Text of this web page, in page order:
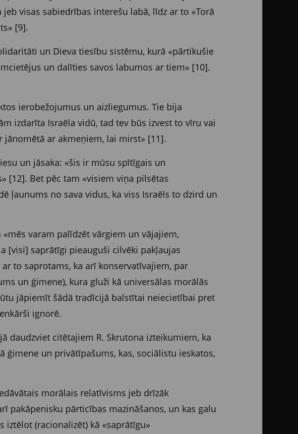
visas sabiedrības interešu labā, līdz ar to «Torā
[9].
un Dieva tiesību sistēmu, kurā «pārtikušie
un dalīties savos labumos ar tiem» [10].
ierobežojumus un aizliegumus. Tie bija
izdarīta Israēla vidū, tad tev būs izvest to vīru vai
jānomētā ar akmeņiem, lai mirst» [11].
un jāsaka: «šis ir mūsu spītīgais un
[12]. Bet pēc tam «visiem viņa pilsētas
ļaunums no sava vidus, ka viss Israēls to dzird un
varam palīdzēt vārgiem un vājajiem,
[visi] saprātīgi pieauguši cilvēki pakļaujas
to saprotams, ka arī konservatīvajiem, par
un ģimene), kura gluži kā universālas morālās
jāpiemīt šādā tradīcijā balstītai neiecietībai pret
ignorē.
daudzviet citētajiem R. Skrutona izteikumiem, ka
un privātīpašums, kas, sociālistu ieskatos,
morālais relatīvisms jeb drīzāk
pakāpenisku pārticības mazināšanos, un kas galu
iztēlot (racionalizēt) kā «saprātīgu»